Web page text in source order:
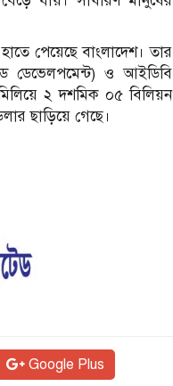
পেয়েছে বাংলাদেশ। তার
ডেভেলপমেন্ট) ও আইডিবি
২ দশমিক ০৫ বিলিয়ন
ছাড়িয়ে গেছে।
Google Plus